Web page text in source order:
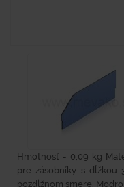
Hmotnosť - 0,09 kg
pre zásobníky s dĺžkou
pozdĺžnom smere.